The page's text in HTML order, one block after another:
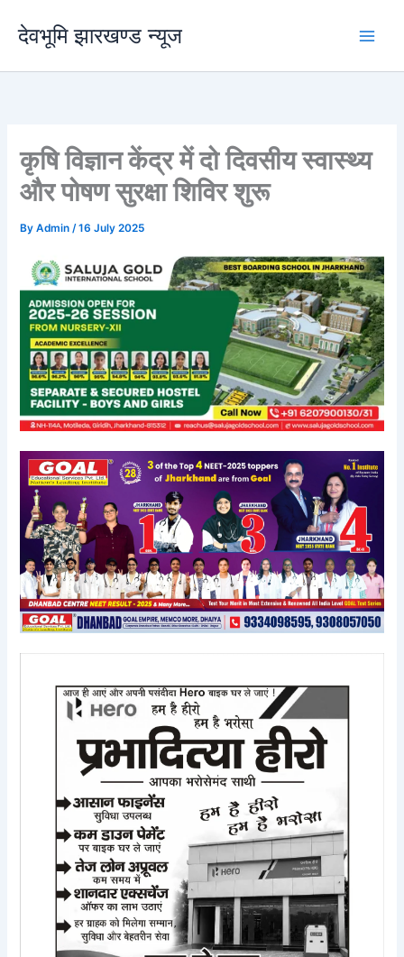
content
देवभूमि झारखण्ड न्यूज
कृषि विज्ञान केंद्र में दो दिवसीय स्वास्थ्य
और पोषण सुरक्षा शिविर शुरू
ByAdmin/16 July 2025